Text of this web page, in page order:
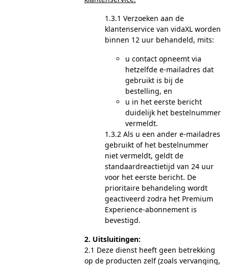
1.3.1 Verzoeken aan de
klantenservice van vidaXL worden
binnen 12 uur behandeld, mits:
u contact opneemt via
hetzelfde e-mailadres dat
gebruikt is bij de
bestelling, en
u in het eerste bericht
duidelijk het bestelnummer
vermeldt.
1.3.2 Als u een ander e-mailadres
gebruikt of het bestelnummer
niet vermeldt, geldt de
standaardreactietijd van 24 uur
voor het eerste bericht. De
prioritaire behandeling wordt
geactiveerd zodra het Premium
Experience-abonnement is
bevestigd.
2. Uitsluitingen:
2.1 Deze dienst heeft geen betrekking
op de producten zelf (zoals vervanging,